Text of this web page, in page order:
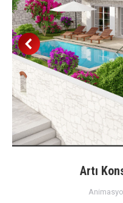
Artı